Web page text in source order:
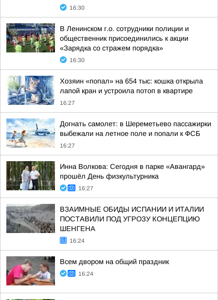
16:30
В Ленинском г.о. сотрудники полиции и
общественник присоединились к акции
«Зарядка со стражем порядка»
16:30
Хозяин «попал» на 654 тыс: кошка открыла
лапой кран и устроила потоп в квартире
16:27
Догнать самолет: в Шереметьево пассажирки
выбежали на летное поле и попали к ФСБ
16:27
Инна Волкова: Сегодня в парке «Авангард»
прошёл День физкультурника
16:27
ВЗАИМНЫЕ ОБИДЫ ИСПАНИИ И ИТАЛИИ
ПОСТАВИЛИ ПОД УГРОЗУ КОНЦЕПЦИЮ
ШЕНГЕНА
16:24
Всем двором на общий праздник
16:24